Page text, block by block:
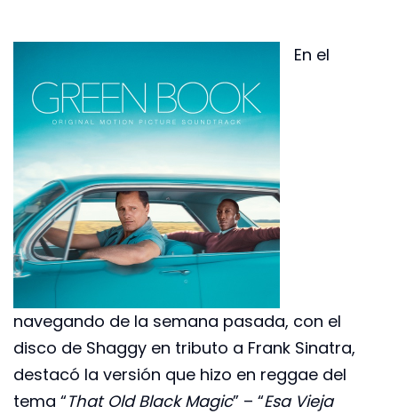
En el
navegando de la semana pasada, con el
disco de Shaggy en tributo a Frank Sinatra,
destacó la versión que hizo en reggae del
tema “That Old Black Magic” – “Esa Vieja